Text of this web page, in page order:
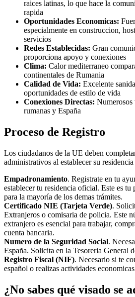
raices latinas, lo que hace la
rapida
Oportunidades Economicas:
especialmente en construccion,
servicios
Redes Establecidas: Gran
proporciona apoyo y conexiones
Clima: Calor mediterraneo
continentales de Rumania
Calidad de Vida: Excelente
oportunidades de estilo de vida
Conexiones Directas: Numerosos
rumanas y España
Proceso de Registro
Los ciudadanos de la UE deben
administrativos al establecer su residencia
Empadronamiento. Registrate en tu
establecer tu residencia oficial. Este es tu
para la mayoría de los demas trámites.
Certificado NIE (Tarjeta Verde).
Extranjeros o comisaria de policia. Este
extranjero es esencial para trabajar,
cuenta bancaria.
Numero de la Seguridad Social.
España. Solicita en la Tesoreria General
Registro Fiscal (NIF). Necesario si te
español o realizas actividades
¿No sabes qué visado se